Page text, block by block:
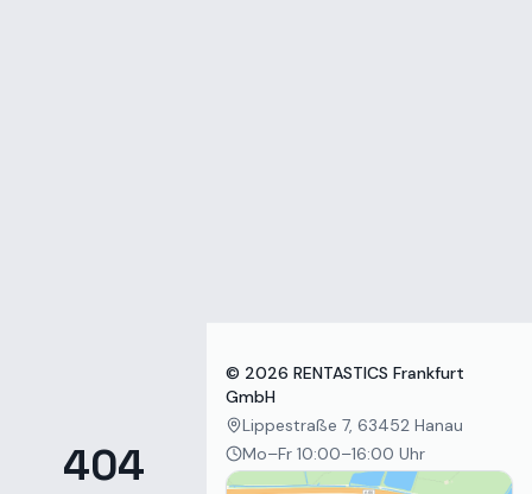
404
© 2026 RENTASTICS Frankfurt
GmbH
Lippestraße 7, 63452 Hanau
Mo–Fr 10:00–16:00 Uhr